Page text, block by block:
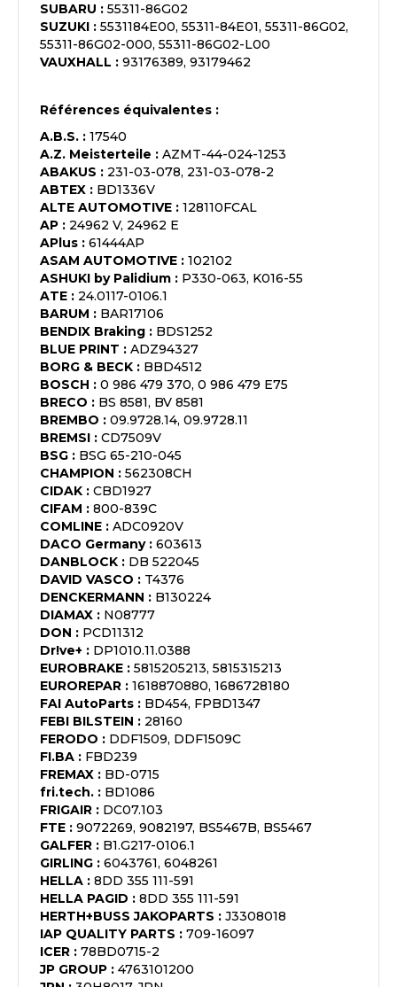
SUBARU : 55311-86G02
SUZUKI : 5531184E00, 55311-84E01, 55311-86G02,
55311-86G02-000, 55311-86G02-L00
VAUXHALL : 93176389, 93179462
Références équivalentes :
A.B.S. : 17540
A.Z. Meisterteile : AZMT-44-024-1253
ABAKUS : 231-03-078, 231-03-078-2
ABTEX : BD1336V
ALTE AUTOMOTIVE : 128110FCAL
AP : 24962 V, 24962 E
APlus : 61444AP
ASAM AUTOMOTIVE : 102102
ASHUKI by Palidium : P330-063, K016-55
ATE : 24.0117-0106.1
BARUM : BAR17106
BENDIX Braking : BDS1252
BLUE PRINT : ADZ94327
BORG & BECK : BBD4512
BOSCH : 0 986 479 370, 0 986 479 E75
BRECO : BS 8581, BV 8581
BREMBO : 09.9728.14, 09.9728.11
BREMSI : CD7509V
BSG : BSG 65-210-045
CHAMPION : 562308CH
CIDAK : CBD1927
CIFAM : 800-839C
COMLINE : ADC0920V
DACO Germany: 603613
DANBLOCK : DB 522045
DAVID VASCO : T4376
DENCKERMANN : B130224
DIAMAX : N08777
DON : PCD11312
Dr!ve+ : DP1010.11.0388
EUROBRAKE : 5815205213, 5815315213
EUROREPAR : 1618870880, 1686728180
FAI AutoParts : BD454, FPBD1347
FEBI BILSTEIN : 28160
FERODO : DDF1509, DDF1509C
FI.BA : FBD239
FREMAX : BD-0715
fri.tech. : BD1086
FRIGAIR : DC07.103
FTE : 9072269, 9082197, BS5467B, BS5467
GALFER : B1.G217-0106.1
GIRLING : 6043761, 6048261
HELLA : 8DD 355 111-591
HELLA PAGID : 8DD 355 111-591
HERTH+BUSS JAKOPARTS : J3308018
IAP QUALITY PARTS : 709-16097
ICER : 78BD0715-2
JP GROUP : 4763101200